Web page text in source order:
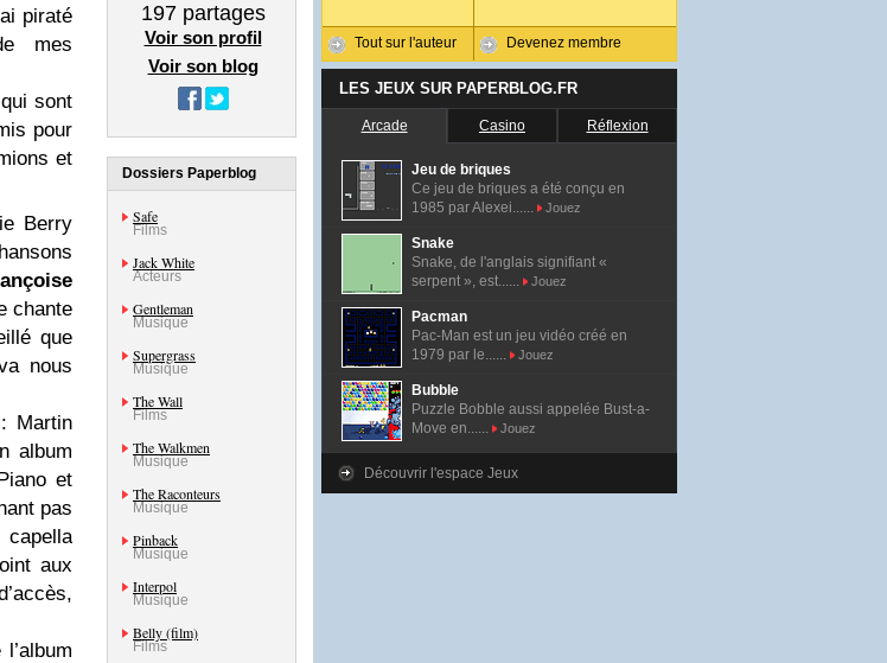
piraté
mes
sont
pour
et
Berry
chante
que
nous
Martin
album
et
pas
aux
197partages
Voir son profil
Voir son blog
Dossiers Paperblog
Safe
Films
Jack White
Acteurs
Gentleman
Musique
Supergrass
Musique
The Wall
Films
The Walkmen
Musique
The Raconteurs
Musique
Pinback
Musique
Interpol
Musique
Belly (film)
Films
Tout sur l'auteur Devenez membre
LES JEUX SUR PAPERBLOG.FR
Arcade Casino Réflexion
Jeu de briques
Ce jeu de briques a été conçu en
1985 par Alexei......
Jouez
Snake
Snake, de l'anglais signifiant «
serpent », est......
Jouez
Pacman
Pac-Man est un jeu vidéo créé en
1979 par le......
Jouez
Bubble
Puzzle Bobble aussi appelée Bust-a-
Move en......
Jouez
Découvrir l'espace Jeux